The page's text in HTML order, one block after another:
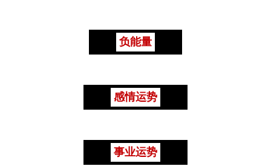
负能量
感情运势
事业运势